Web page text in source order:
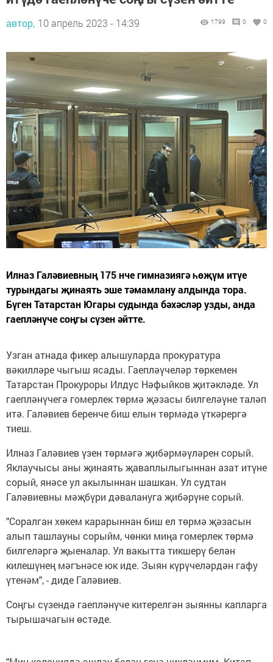
автор, 10 апрель 2023 - 14:39 1799 0 0
Илназ Галәвиевның 175 нче гимназиягә һөҗүм итүе
турындагы җинаять эше тәмамлану алдында тора.
Бүген Татарстан Югары судында бәхәсләр узды, анда
гаепләнүче соңгы сүзен әйтте.
Узган атнада фикер алышуларда прокуратура
вәкилләре чыгыш ясады. Гаепләүчеләр төркемен
Татарстан Прокуроры Илдус Нәфыйков җитәкләде. Ул
гаепләнүчегә гомерлек төрмә җәзасы билгеләүне таләп
итә. Галәвиев беренче биш елын төрмәдә үткәрергә
тиеш.
Илназ Галәвиев үзен төрмәгә җибәрмәүләрен сорый.
Яклаучысы аны җинаять җаваплылыгыннан азат итүне
сорый, янәсе ул акылыннан шашкан. Ул судтан
Галәвиевны мәҗбүри дәвалануга җибәрүне сорый.
"Соралган хөкем карарыннан биш ел төрмә җәзасын
алып ташлауны сорыйм, чөнки миңа гомерлек төрмә
билгеләргә җыеналар. Ул вакытта тикшерү белән
килешүнең мәгънәсе юк иде. Зыян күрүчеләрдән гафу
үтенәм", - диде Галәвиев.
Соңгы сүзендә гаепләнүче китерелгән зыянны капларга
тырышачагын өстәде.